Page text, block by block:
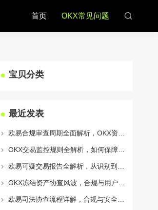
首页 OKX常见问题
宝贝分类
最近发表